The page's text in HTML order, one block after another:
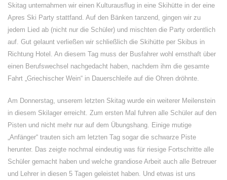
Skitag unternahmen wir einen Kulturausflug in eine Skihütte in der eine
Apres Ski Party stattfand. Auf den Bänken tanzend, gingen wir zu
jedem Lied ab (nicht nur die Schüler) und mischten die Party ordentlich
auf. Gut gelaunt verließen wir schließlich die Skihütte per Skibus in
Richtung Hotel. An diesem Tag muss der Busfahrer wohl ernsthaft über
einen Berufswechsel nachgedacht haben, nachdem ihm die gesamte
Fahrt „Griechischer Wein“ in Dauerschleife auf die Ohren dröhnte.
Am Donnerstag, unserem letzten Skitag wurde ein weiterer Meilenstein
in diesem Skilager erreicht. Zum ersten Mal fuhren alle Schüler auf den
Pisten und nicht mehr nur auf dem Übungshang. Einige mutige
„Anfänger“ trauten sich am letzten Tag sogar die schwarze Piste
herunter. Das zeigte nochmal eindeutig was für riesige Fortschritte alle
Schüler gemacht haben und welche grandiose Arbeit auch alle Betreuer
und Lehrer in diesen 5 Tagen geleistet haben. Und etwas ist uns